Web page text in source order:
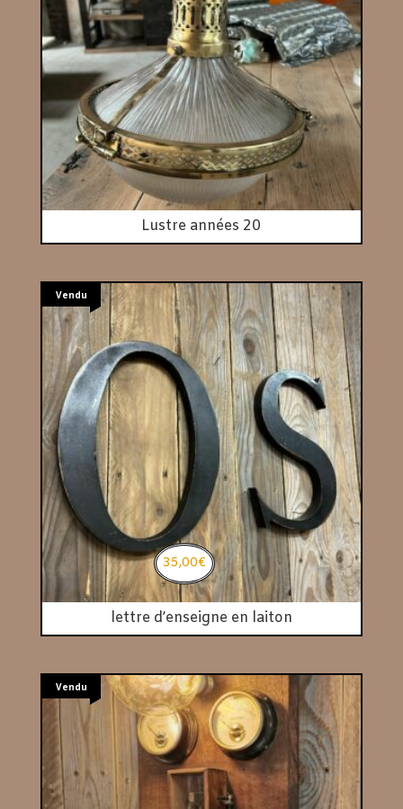
Lustre années 20
Vendu
lettre d’enseigne en laiton
35,00€
Vendu